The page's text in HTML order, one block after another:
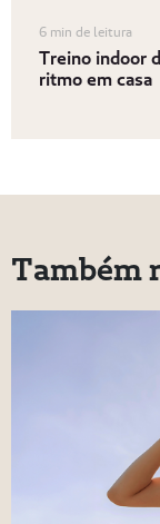
6 min de leitura
Treino indoor
ritmo em casa
Também